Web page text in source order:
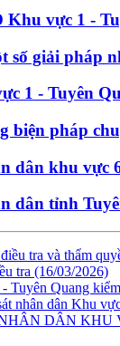
vực 1 -
số giải pháp
1 - Tuyên
biện pháp
dân khu vực
dân tỉnh
tra và thẩm
tra (16/03/2026)
Quang
nhân dân Khu
DÂN KHU